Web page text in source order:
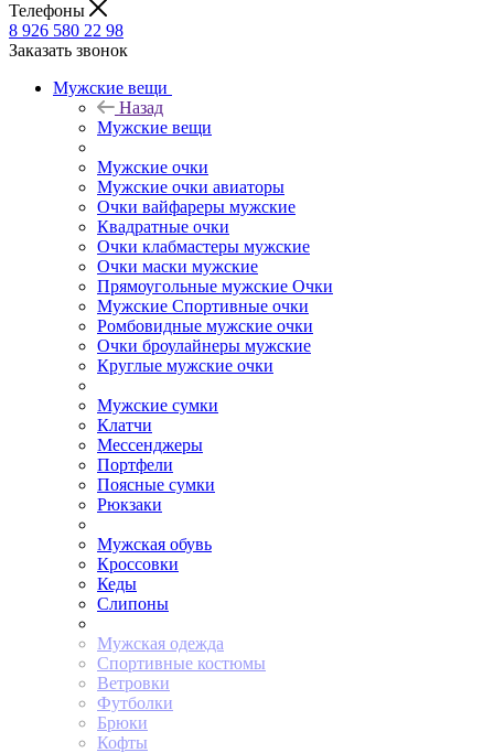
Телефоны
8 926 580 22 98
Заказать звонок
Мужские вещи
Назад
Мужские вещи
Мужские очки
Мужские очки авиаторы
Очки вайфареры мужские
Квадратные очки
Очки клабмастеры мужские
Очки маски мужские
Прямоугольные мужские Очки
Мужские Спортивные очки
Ромбовидные мужские очки
Очки броулайнеры мужские
Круглые мужские очки
Мужские сумки
Клатчи
Мессенджеры
Портфели
Поясные сумки
Рюкзаки
Мужская обувь
Кроссовки
Кеды
Слипоны
Мужская одежда
Спортивные костюмы
Ветровки
Футболки
Брюки
Кофты